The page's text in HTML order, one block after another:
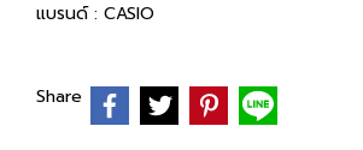
แบรนด์ : CASIO
Share